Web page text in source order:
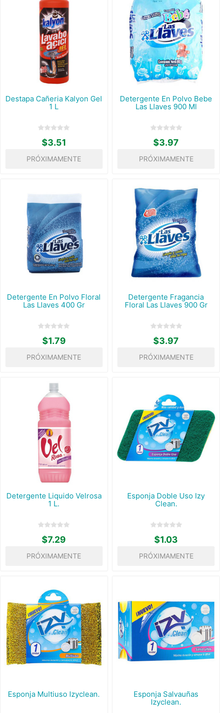
Destapa Cañeria Kalyon Gel
1 L
$3.51
PRÓXIMAMENTE
Detergente En Polvo Bebe
Las Llaves 900 Ml
$3.97
PRÓXIMAMENTE
Detergente En Polvo Floral
Las Llaves 400 Gr
$1.79
PRÓXIMAMENTE
Detergente Fragancia
Floral Las Llaves 900 Gr
$3.97
PRÓXIMAMENTE
Detergente Liquido Velrosa
1 L.
$7.29
PRÓXIMAMENTE
Esponja Doble Uso Izy
Clean.
$1.03
PRÓXIMAMENTE
Esponja Multiuso Izyclean.
Esponja Salvauñas
Izyclean.